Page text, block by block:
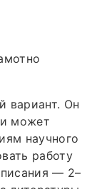
вариант. Он
и может
научного
работу
— 2–